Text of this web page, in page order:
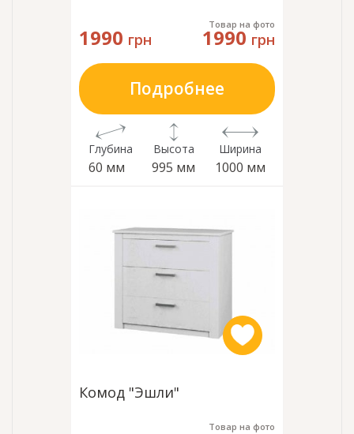
1990 грн
Товар на фото
1990 грн
Подробнее
Глубина
60 мм
Высота
995 мм
Ширина
1000 мм
Комод "Эшли"
Товар на фото